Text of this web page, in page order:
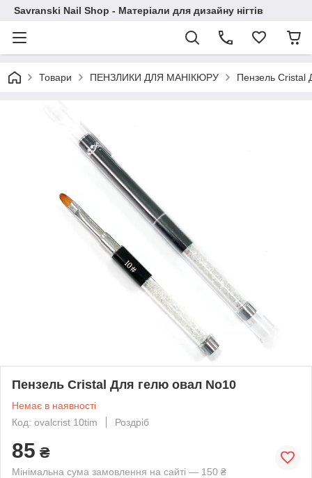
Savranski Nail Shop - Матеріали для дизайну нігтів
Товари ПЕНЗЛИКИ ДЛЯ МАНІКЮРУ Пензель Cristal
Пензель Cristal Для гелю овал No10
Немає в наявності
Код: ovalcrist 10tim
Роздріб
85 ₴
Мінімальна сума замовлення на сайті — 150 ₴